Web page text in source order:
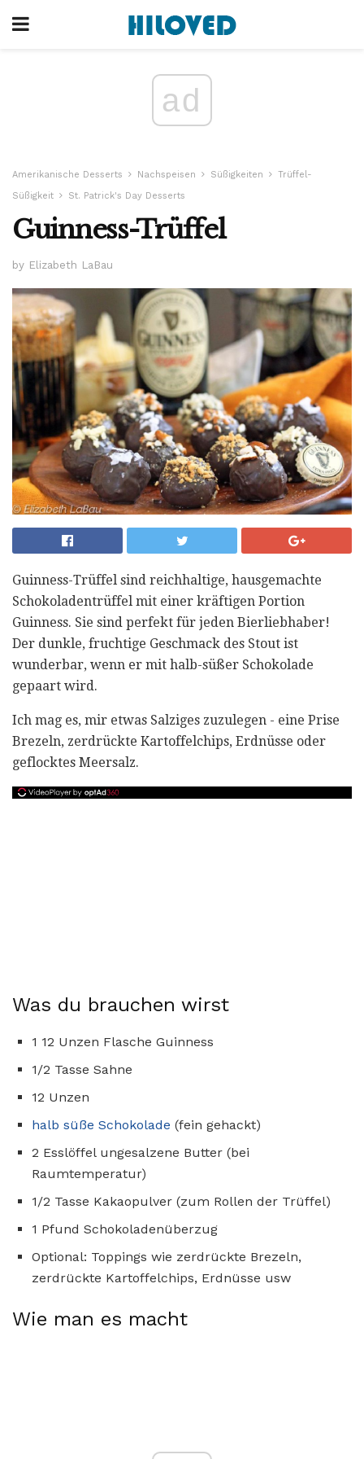
ad
Amerikanische Desserts Nachspeisen Süßigkeiten
Trüffel-
Süßigkeit
St. Patrick's Day Desserts
Guinness-Trüffel
by Elizabeth LaBau
Guinness-Trüffel sind reichhaltige, hausgemachte
Schokoladentrüffel mit einer kräftigen Portion
Guinness. Sie sind perfekt für jeden Bierliebhaber!
Der dunkle, fruchtige Geschmack des Stout ist
wunderbar, wenn er mit halb-süßer Schokolade
gepaart wird.
Ich mag es, mir etwas Salziges zuzulegen - eine Prise
Brezeln, zerdrückte Kartoffelchips, Erdnüsse oder
geflocktes Meersalz.
Was du brauchen wirst
1 12 Unzen Flasche Guinness
1/2 Tasse Sahne
12 Unzen
halb süße Schokolade (fein gehackt)
2 Esslöffel ungesalzene Butter (bei
Raumtemperatur)
1/2 Tasse Kakaopulver (zum Rollen der Trüffel)
1 Pfund Schokoladenüberzug
Optional: Toppings wie zerdrückte Brezeln,
zerdrückte Kartoffelchips, Erdnüsse usw
Wie man es macht